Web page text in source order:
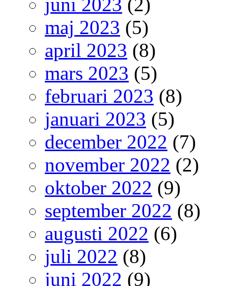
juni 2023 (2)
maj 2023 (5)
april 2023 (8)
mars 2023 (5)
februari 2023 (8)
januari 2023 (5)
december 2022 (7)
november 2022 (2)
oktober 2022 (9)
september 2022 (8)
augusti 2022 (6)
juli 2022 (8)
juni 2022 (9)